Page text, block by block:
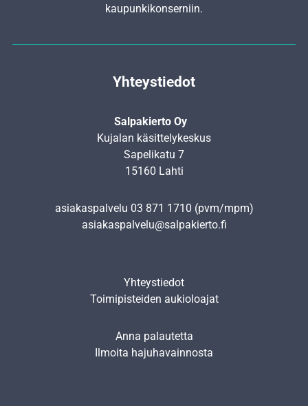
kaupunkikonserniin.
Yhteystiedot
Salpakierto Oy
Kujalan käsittelykeskus
Sapelikatu 7
15160 Lahti
asiakaspalvelu 03 871 1710 (pvm/mpm)
asiakaspalvelu@salpakierto.fi
Yhteystiedot
Toimipisteiden aukioloajat
Anna palautetta
Ilmoita hajuhavainnosta